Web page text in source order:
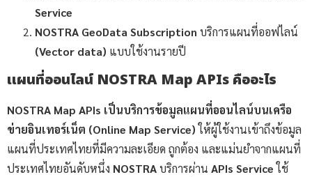
Service
NOSTRA GeoData Subscription บริการแผนที่ออฟไลน์
(Vector data) แบบใช้งานรายปี
แผนที่ออนไลน์ NOSTRA Map APIs คืออะไร
NOSTRA Map APIs เป็นบริการข้อมูลแผนที่ออนไลน์บนเครือ
ข่ายอินเทอร์เน็ต (Online Map Service)ให้ผู้ใช้งานเข้าถึงข้อมูล
แผนที่ประเทศไทยที่มีความละเอียด ถูกต้อง และแม่นยำจากแผนที่
ประเทศไทยอันดับหนึ่ง NOSTRAบริการผ่าน APIs Serviceใช้